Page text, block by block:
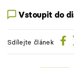
Vstoupit do
Sdílejte článek